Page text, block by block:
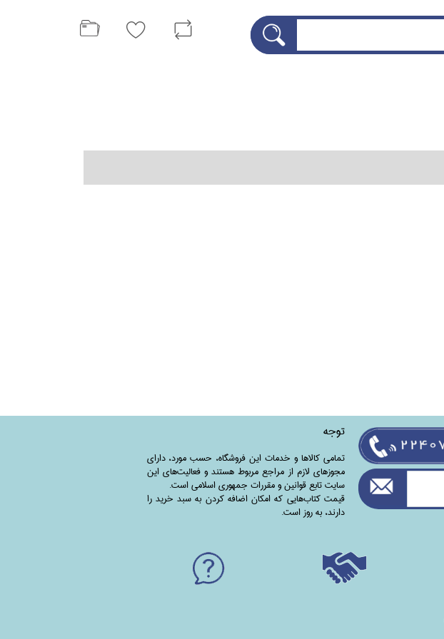
توجه
تمامی‌ کالاها و خدمات این فروشگاه، حسب مورد،‌ دارای
مجوزهای لازم از مراجع مربوط هستند ‌و‌‌ فعالیت‌های این
سایت تابع قوانین و مقررات جمهوری اسلامی است.
قیمت کتاب‌هایی که امکان اضافه کردن به سبد خرید را
دارند،‌ به روز است.